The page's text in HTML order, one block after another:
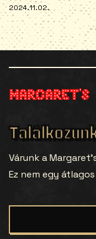
2024.11.02.
Várunk a
Ez nem egy